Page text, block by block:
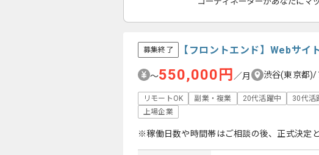
募集終了 【フロントエンド】Webサ
〜550,000円 ／月 渋谷(東京都)/
リモートOK 副業・複業 20代活躍中 30代活
上場企業
※稼働日数や時間帯はご相談の後、正式決定と